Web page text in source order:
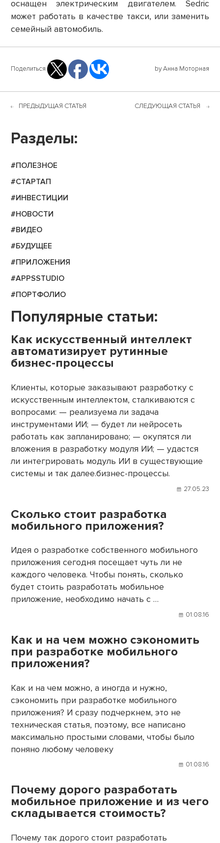
оснащен электрическим двигателем. Sedric
может работать в качестве такси, или заменить
семейный автомобиль.
Поделиться by Анна Моторная
ПРЕДЫДУЩАЯ СТАТЬЯ СЛЕДУЮЩАЯ СТАТЬЯ
Разделы:
#ПОЛЕЗНОЕ
#СТАРТАП
#ИНВЕСТИЦИИ
#НОВОСТИ
#ВИДЕО
#БУДУЩЕЕ
#ПРИЛОЖЕНИЯ
#APPSSTUDIO
#ПОРТФОЛИО
Популярные статьи:
Как искусственный интеллект
автоматизирует рутинные
бизнес-процессы
Клиенты, которые заказывают разработку с
искусственным интеллектом, сталкиваются с
вопросами: — реализуема ли задача
инструментами ИИ; — будет ли нейросеть
работать как запланировано; — окупятся ли
вложения в разработку модуля ИИ; — удастся
ли интегрировать модуль ИИ в существующие
системы и так далее.бизнес-процессы.
27.05.23
Сколько стоит разработка
мобильного приложения?
Идея о разработке собственного мобильного
приложения сегодня посещает чуть ли не
каждого человека. Чтобы понять, сколько
будет стоить разработать мобильное
приложение, необходимо начать с …
01.08.16
Как и на чем можно сэкономить
при разработке мобильного
приложения?
Как и на чем можно, а иногда и нужно,
сэкономить при разработке мобильного
приложения? И сразу подчеркнем, это не
техническая статья, поэтому, все написано
максимально простыми словами, чтобы было
поняно любому человеку
01.08.16
Почему дорого разработать
мобильное приложение и из чего
складывается стоимость?
Почему так дорого стоит разработать